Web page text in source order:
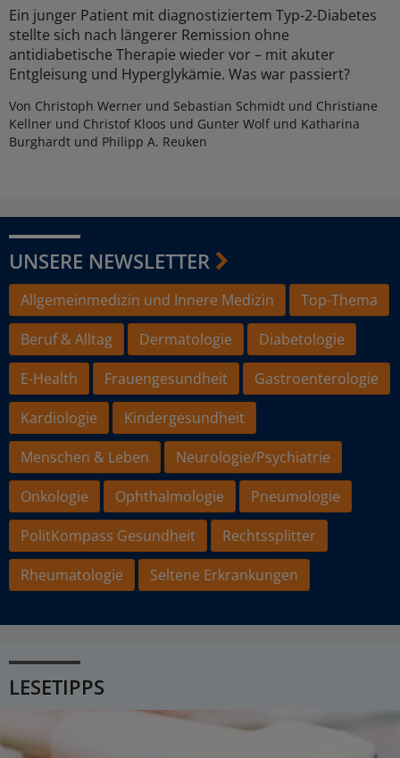
Ein junger Patient mit diagnostiziertem Typ-2-Diabetes
stellte sich nach längerer Remission ohne
antidiabetische Therapie wieder vor – mit akuter
Entgleisung und Hyperglykämie. Was war passiert?
Von Christoph Werner und Sebastian Schmidt und Christiane
Kellner und Christof Kloos und Gunter Wolf und Katharina
Burghardt und Philipp A. Reuken
UNSERE NEWSLETTER
Allgemeinmedizin und Innere Medizin
Top-Thema
Beruf & Alltag
Dermatologie
Diabetologie
E-Health
Frauengesundheit
Gastroenterologie
Kardiologie
Kindergesundheit
Menschen & Leben
Neurologie/Psychiatrie
Onkologie
Ophthalmologie
Pneumologie
PolitKompass Gesundheit
Rechtssplitter
Rheumatologie
Seltene Erkrankungen
LESETIPPS